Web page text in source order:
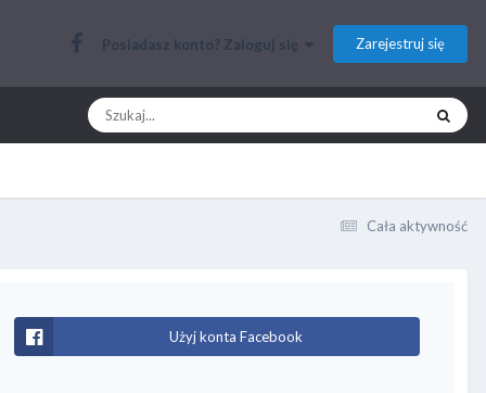
Posiadasz konto? Zaloguj się Zarejestruj się
Cała aktywność
Użyj konta Facebook